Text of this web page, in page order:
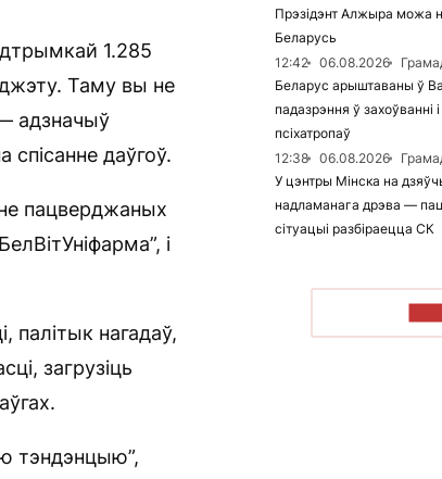
1.285
Таму вы не
адзначыў
даўгоў.
пацверджаных
і
нагадаў,
загрузіць
тэндэнцыю”,
Прэзідэнт Алжыра можа
Беларусь
12:42
06.08.2026
Беларус арыштаваны ў
падазрэння ў захоўванні
псіхатропаў
12:38
06.08.2026
У цэнтры Мінска на
надламанага дрэва —
сітуацыі разбіраецца СК